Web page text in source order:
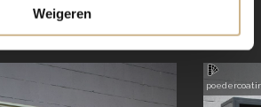
Weigeren